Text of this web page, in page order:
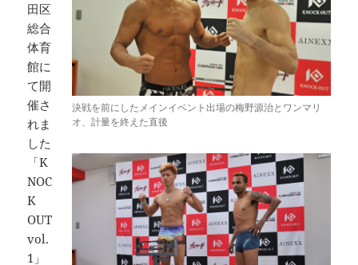
決戦を前にしたメインイベント出場の梅野源治とワンマリ
オ、計量を終えた直後
田区
総合
体育
館に
て開
催さ
れま
した
「K
NOC
K
OUT
vol.
1」